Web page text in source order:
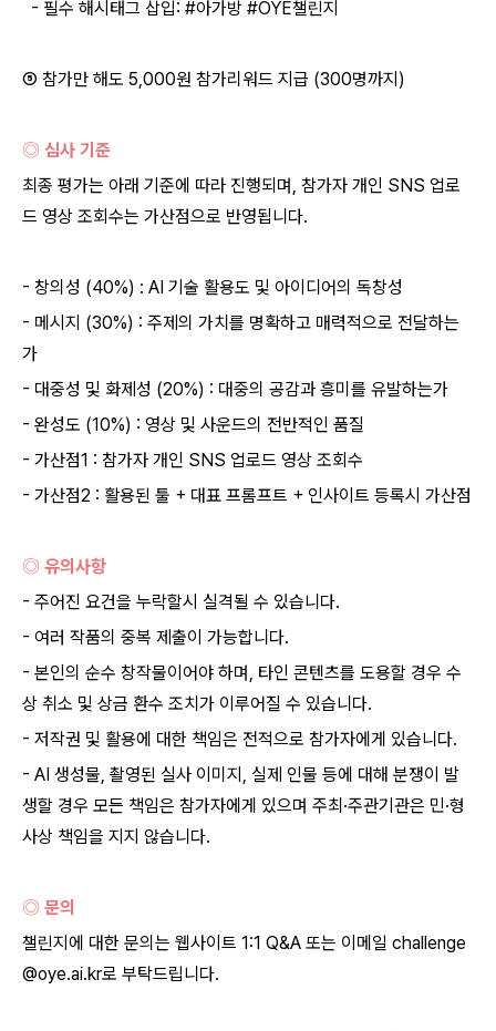
- 필수 해시태그 삽입: #아가방 #OYE챌린지
⑤ 참가만 해도 5,000원 참가리워드 지급 (300명까지)
◎ 심사 기준
최종 평가는 아래 기준에 따라 진행되며, 참가자 개인 SNS 업로
드 영상 조회수는 가산점으로 반영됩니다.
- 창의성 (40%) : AI 기술 활용도 및 아이디어의 독창성
- 메시지 (30%) : 주제의 가치를 명확하고 매력적으로 전달하는
가
- 대중성 및 화제성 (20%) : 대중의 공감과 흥미를 유발하는가
- 완성도 (10%) : 영상 및 사운드의 전반적인 품질
- 가산점1 : 참가자 개인 SNS 업로드 영상 조회수
- 가산점2 : 활용된 툴 + 대표 프롬프트 + 인사이트 등록시 가산점
◎ 유의사항
- 주어진 요건을 누락할시 실격될 수 있습니다.
- 여러 작품의 중복 제출이 가능합니다.
- 본인의 순수 창작물이어야 하며, 타인 콘텐츠를 도용할 경우 수
상 취소 및 상금 환수 조치가 이루어질 수 있습니다.
- 저작권 및 활용에 대한 책임은 전적으로 참가자에게 있습니다.
- AI 생성물, 촬영된 실사 이미지, 실제 인물 등에 대해 분쟁이 발
생할 경우 모든 책임은 참가자에게 있으며 주최·주관기관은 민·형
사상 책임을 지지 않습니다.
◎ 문의
챌린지에 대한 문의는 웹사이트 1:1 Q&A 또는 이메일 challenge
@oye.ai.kr로 부탁드립니다.